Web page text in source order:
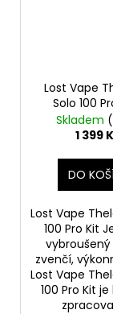
Lost Vape
Solo 100
Centaurus
Tank V2
Skladem
1 399
DO
Lost Vape
100 Pro Kit
vybroušený
zvenčí,
Lost Vape
100 Pro Kit